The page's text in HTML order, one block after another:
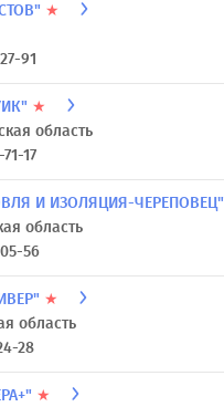
★
91
★
область
17
И ИЗОЛЯЦИЯ-ЧЕРЕПОВЕЦ"
область
56
★
область
28
★